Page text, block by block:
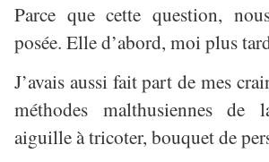
Parce que cette question,
posée. Elle d’abord, moi plus
J’avais aussi fait part de mes
méthodes malthusiennes de
aiguille à tricoter, bouquet de